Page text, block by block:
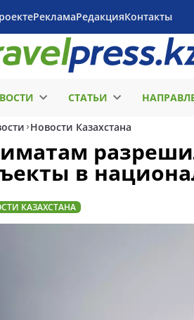
РекламаРедакцияКонтакты
СТАТЬИ
Новости Казахстана
в
КАЗАХСТАНА